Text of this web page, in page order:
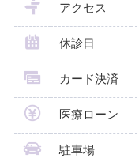
アクセス
休診日
カード決済
医療ローン
駐車場